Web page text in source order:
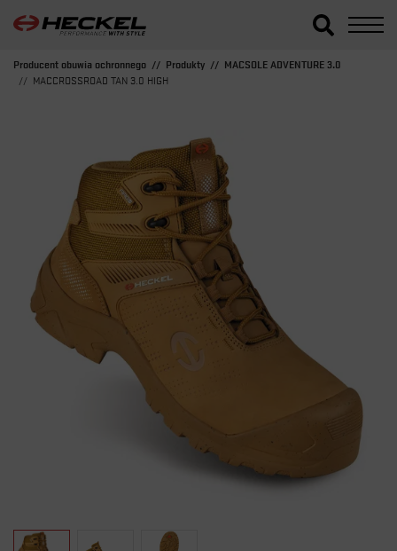
Producent obuwia ochronnego Produkty
MACSOLE ADVENTURE 3.0
MACCROSSROAD TAN 3.0 HIGH